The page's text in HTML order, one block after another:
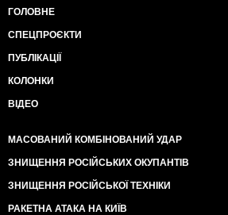
ГОЛОВНЕ
СПЕЦПРОЄКТИ
ПУБЛІКАЦІЇ
КОЛОНКИ
ВІДЕО
МАСОВАНИЙ КОМБІНОВАНИЙ УДАР
ЗНИЩЕННЯ РОСІЙСЬКИХ ОКУПАНТІВ
ЗНИЩЕННЯ РОСІЙСЬКОЇ ТЕХНІКИ
РАКЕТНА АТАКА НА КИЇВ